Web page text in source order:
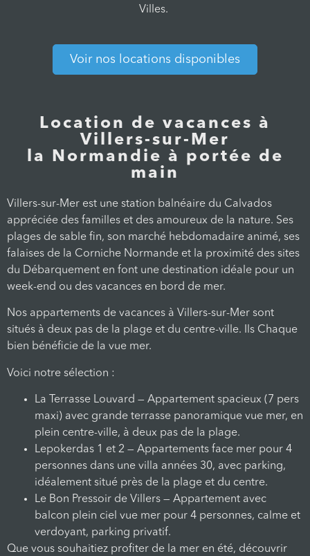
Villes.
Voir nos locations disponibles
Location de vacances à
Villers-sur-Mer
la Normandie à portée de
main
Villers-sur-Mer est une station balnéaire du Calvados
appréciée des familles et des amoureux de la nature. Ses
plages de sable fin, son marché hebdomadaire animé, ses
falaises de la Corniche Normande et la proximité des sites
du Débarquement en font une destination idéale pour un
week-end ou des vacances en bord de mer.
Nos appartements de vacances à Villers-sur-Mer sont
situés à deux pas de la plage et du centre-ville. Ils Chaque
bien bénéficie de la vue mer.
Voici notre sélection :
La Terrasse Louvard — Appartement spacieux (7 pers
maxi) avec grande terrasse panoramique vue mer, en
plein centre-ville, à deux pas de la plage.
Lepokerdas 1 et 2 — Appartements face mer pour 4
personnes dans une villa années 30, avec parking,
idéalement situé près de la plage et du centre.
Le Bon Pressoir de Villers — Appartement avec
balcon plein ciel vue mer pour 4 personnes, calme et
verdoyant, parking privatif.
Que vous souhaitiez profiter de la mer en été, découvrir